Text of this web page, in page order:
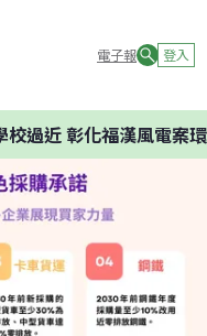
電子報 登入
彰化福漢風電案環委建